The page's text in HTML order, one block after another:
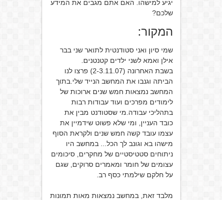
יגיע למישהו. האם אתם מגבים את המידע
שלכם?
המקור:
שמי סיון ואני סטודנטית לתואר שני בבר
אילן ואמא לשני ילדים קטנטנים.
בשבת האחרונה (2-3.11.07) פרצו לנו
הביתה וגנבו את המחשב הנייד שלי.בתוך
המחשב נמצאות חמש שנים ארוכות של
לימודים מפרכים ועוד עבודות רבות
בתהליכי עבודה.מי שסטודנט מבין את
כובד העניין, ומי שלא פשוט שידמיין את
עצמו עובד קשה חמש שנים ולקראת הסוף
מישהו בא וגונב לך הכל... במחשב היו
ניתוחים סטטיסטיים של מחקרים, סיכומים
עצומים של חומר ומאמרים סרוקים, שגם
על חלקם שילמתי כסף רב.
מלבד זאת, במחשב נמצאות מאות תמונות